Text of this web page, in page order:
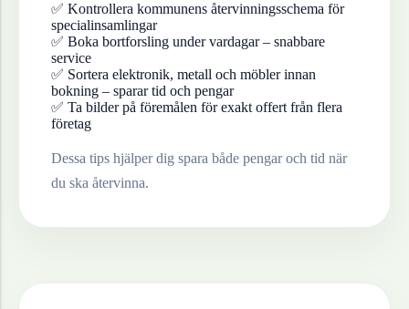
✅ Kontrollera kommunens återvinningsschema för
specialinsamlingar
✅ Boka bortforsling under vardagar – snabbare
service
✅ Sortera elektronik, metall och möbler innan
bokning – sparar tid och pengar
✅ Ta bilder på föremålen för exakt offert från flera
företag
Dessa tips hjälper dig spara både pengar och tid när
du ska återvinna.